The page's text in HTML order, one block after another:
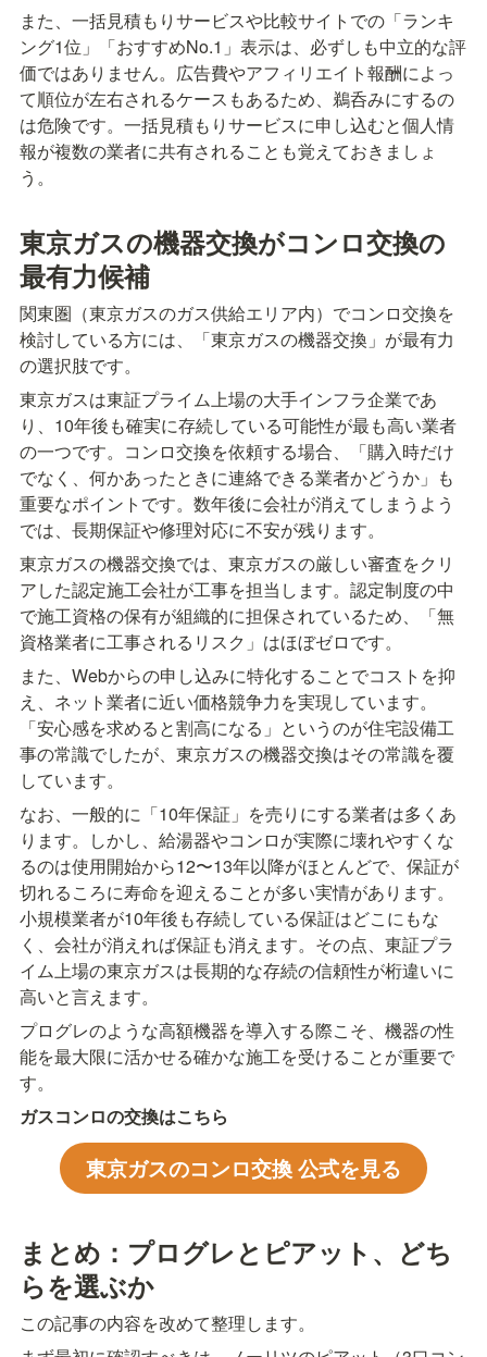
また、一括見積もりサービスや比較サイトでの「ランキ
ング1位」「おすすめNo.1」表示は、必ずしも中立的な評
価ではありません。広告費やアフィリエイト報酬によっ
て順位が左右されるケースもあるため、鵜呑みにするの
は危険です。一括見積もりサービスに申し込むと個人情
報が複数の業者に共有されることも覚えておきましょ
う。
東京ガスの機器交換がコンロ交換の
最有力候補
関東圏（東京ガスのガス供給エリア内）でコンロ交換を
検討している方には、「東京ガスの機器交換」が最有力
の選択肢です。
東京ガスは東証プライム上場の大手インフラ企業であ
り、10年後も確実に存続している可能性が最も高い業者
の一つです。コンロ交換を依頼する場合、「購入時だけ
でなく、何かあったときに連絡できる業者かどうか」も
重要なポイントです。数年後に会社が消えてしまうよう
では、長期保証や修理対応に不安が残ります。
東京ガスの機器交換では、東京ガスの厳しい審査をクリ
アした認定施工会社が工事を担当します。認定制度の中
で施工資格の保有が組織的に担保されているため、「無
資格業者に工事されるリスク」はほぼゼロです。
また、Webからの申し込みに特化することでコストを抑
え、ネット業者に近い価格競争力を実現しています。
「安心感を求めると割高になる」というのが住宅設備工
事の常識でしたが、東京ガスの機器交換はその常識を覆
しています。
なお、一般的に「10年保証」を売りにする業者は多くあ
ります。しかし、給湯器やコンロが実際に壊れやすくな
るのは使用開始から12〜13年以降がほとんどで、保証が
切れるころに寿命を迎えることが多い実情があります。
小規模業者が10年後も存続している保証はどこにもな
く、会社が消えれば保証も消えます。その点、東証プラ
イム上場の東京ガスは長期的な存続の信頼性が桁違いに
高いと言えます。
プログレのような高額機器を導入する際こそ、機器の性
能を最大限に活かせる確かな施工を受けることが重要で
す。
ガスコンロの交換はこちら
東京ガスのコンロ交換 公式を見る
まとめ：プログレとピアット、どち
らを選ぶか
この記事の内容を改めて整理します。